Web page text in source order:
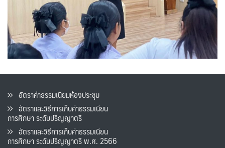
อัตราค่าธรรมเนียมห้องประชุม
อัตราและวิธีการเก็บค่าธรรมเนียน
การศึกษา ระดับปริญญาตรี
อัตราและวิธีการเก็บค่าธรรมเนียน
การศึกษา ระดับปริญญาตรี พ.ศ. 2566